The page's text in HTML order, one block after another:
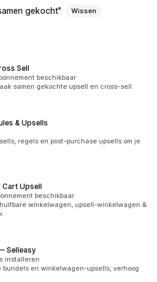
gekocht Wissen
Sell
beschikbaar
samen gekochte upsell en cross-sell
& Upsells
regels en post-purchase upsells om je
Cart Upsell
beschikbaar
winkelwagen, upsell-winkelwagen &
Selleasy
installeren
bundels en winkelwagen-upsells, verhoog